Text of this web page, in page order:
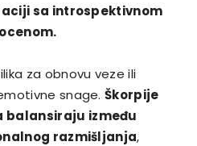
sa introspektivnom
za obnovu veze ili
snage.Škorpije
balansiraju između
razmišljanja,